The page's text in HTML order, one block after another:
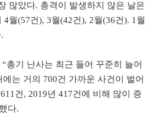
많았다. 총격이 발생하지 않은 날은
4월(57건), 3월(42건), 2월(36건). 1월
총기 난사는 최근 들어 꾸준히 늘어
는 거의 700건 가까운 사건이 벌어
건, 2019년 417건에 비해 많이 증
다.